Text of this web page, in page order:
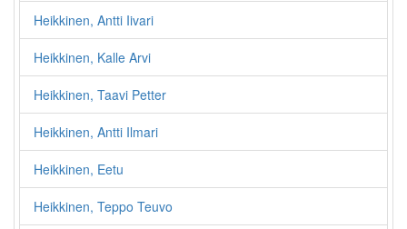
Heikkinen, Antti Iivari
Heikkinen, Kalle Arvi
Heikkinen, Taavi Petter
Heikkinen, Antti Ilmari
Heikkinen, Eetu
Heikkinen, Teppo Teuvo